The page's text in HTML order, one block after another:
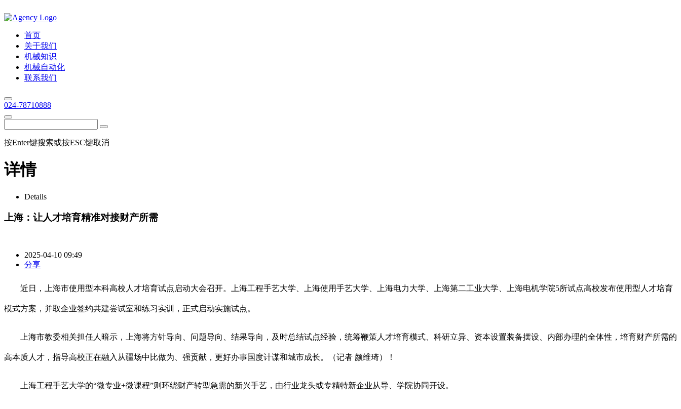
首页
关于我们
机械知识
机械自动化
联系我们
024-78710888
按Enter键搜索或按ESC键取消
详情
Details
上海：让人才培育精准对接财产所需
2025-04-10 09:49
分享
近日，上海市使用型本科高校人才培育试点启动大会召开。上海工程手艺大学、上海使用手艺大学、上海电力大学、上海第二工业大学、上海电机学院5所试点高校发布使用型人才培育
模式方案，并取企业签约共建尝试室和练习实训，正式启动实施试点。
上海市教委相关担任人暗示，上海将方针导向、问题导向、结果导向，及时总结试点经验，统筹鞭策人才培育模式、科研立异、资本设置装备摆设、内部办理的全体性，培育财产所需的
高本质人才，指导高校正在融入从疆场中比做为、强贡献，更好办事国度计谋和城市成长。（记者 颜维琦）！
上海工程手艺大学的“微专业+微课程”则环绕财产转型急需的新兴手艺，由行业龙头或专精特新企业从导、学院协同开设。